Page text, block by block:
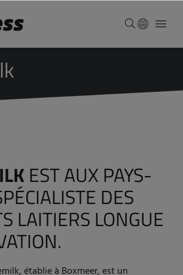
EST AUX PAYS-
DES
LAITIERS LONGUE
établie à Boxmeer, est un